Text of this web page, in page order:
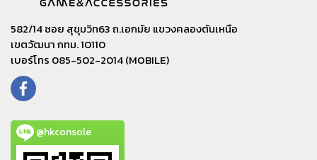
582/14 ซอย สุขุมวิท63 ถ.เอกมัย แขวงคลองตันเหนือ
เขตวัฒนา กทม. 10110
เบอร์โทร 085-502-2014 (MOBILE)
@hkconsole